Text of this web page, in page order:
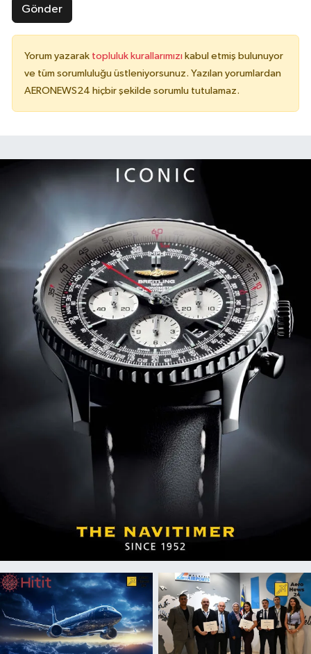
Gönder
Yorum yazarak topluluk kurallarımızı kabul etmiş bulunuyor
ve tüm sorumluluğu üstleniyorsunuz. Yazılan yorumlardan
AERONEWS24 hiçbir şekilde sorumlu tutulamaz.